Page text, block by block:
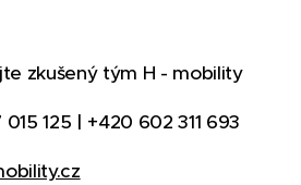
zkušený tým H - mobility
125 | +420 602 311 693